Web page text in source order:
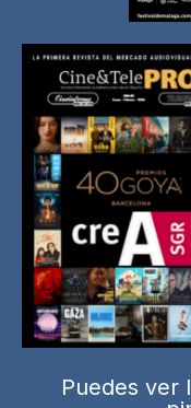
Puedes ver